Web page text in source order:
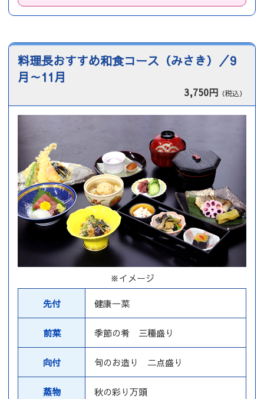
料理長おすすめ和食コース（みさき）／9
月～11月
3,750円 （税込）
※イメージ
先付 健康一菜
前菜 季節の肴 三種盛り
向付 旬のお造り 二点盛り
蒸物 秋の彩り万頭